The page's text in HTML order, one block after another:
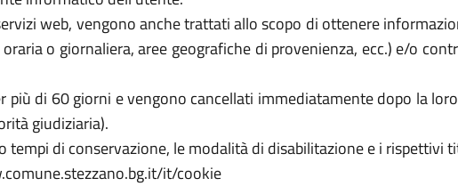
web, vengono anche trattati allo scopo di ottenere
o giornaliera, aree geografiche di provenienza, ecc.) e/o
più di 60 giorni e vengono cancellati immediatamente dopo la
giudiziaria).
tempi di conservazione, le modalità di disabilitazione e i rispettivi
it/cookie